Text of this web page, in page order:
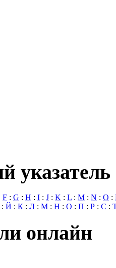
указатель
F : G : H : I : J : K : L : M : N : O :
: Й : К : Л : М : Н : О : П : Р : С :
онлайн